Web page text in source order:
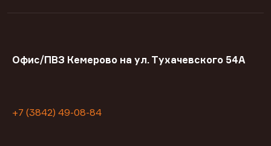
Офис/ПВЗ Кемерово на ул. Тухачевского 54А
+7 (3842) 49-08-84